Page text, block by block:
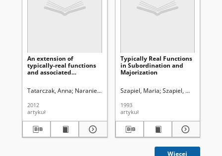
An extension of
typically-real functions
and associated
Tatarczak, Anna Naraniecka, Iwona Szynal, Jan Uniwersytet Marii
2012
artykuł
Typically Real Functions
in Subordination and
Majorization
Szapiel, Maria Szapiel, Wojciech ( -
1993
artykuł
Więcej